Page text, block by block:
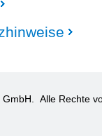
Alle Rechte